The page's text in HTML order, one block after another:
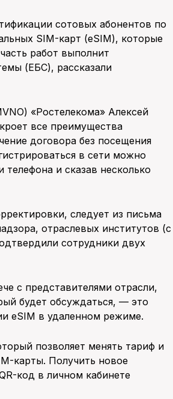
сотовых абонентов по
SIM-карт (eSIM), которые
работ выполнит
(ЕБС), рассказали
«Ростелекома» Алексей
все преимущества
договора без посещения
в сети можно
и сказав несколько
следует из письма
отраслевых институтов (с
сотрудники двух
с представителями отрасли,
будет обсуждаться, –– это
eSIM в удаленном режиме.
позволяет менять тариф и
карты. Получить новое
код в личном кабинете